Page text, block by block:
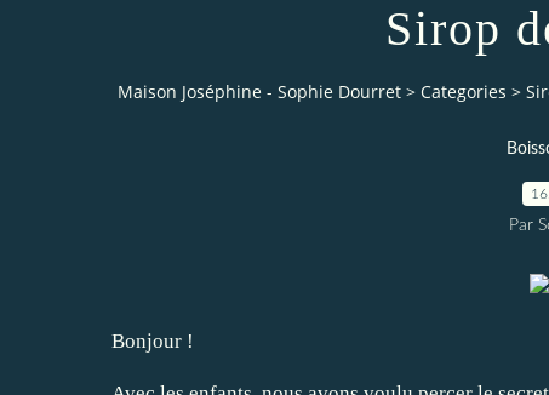
Sirop
Maison Joséphine - Sophie Dourret > Categories >
Par
Bonjour !